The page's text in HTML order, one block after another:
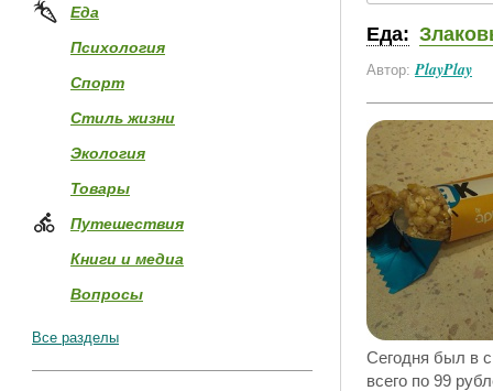
Еда:
Автор: PlayPlay
Сегодня был в
всего по 99
Еда
Психология
Спорт
Стиль жизни
Экология
Товары
Путешествия
Книги и медиа
Вопросы
Все разделы